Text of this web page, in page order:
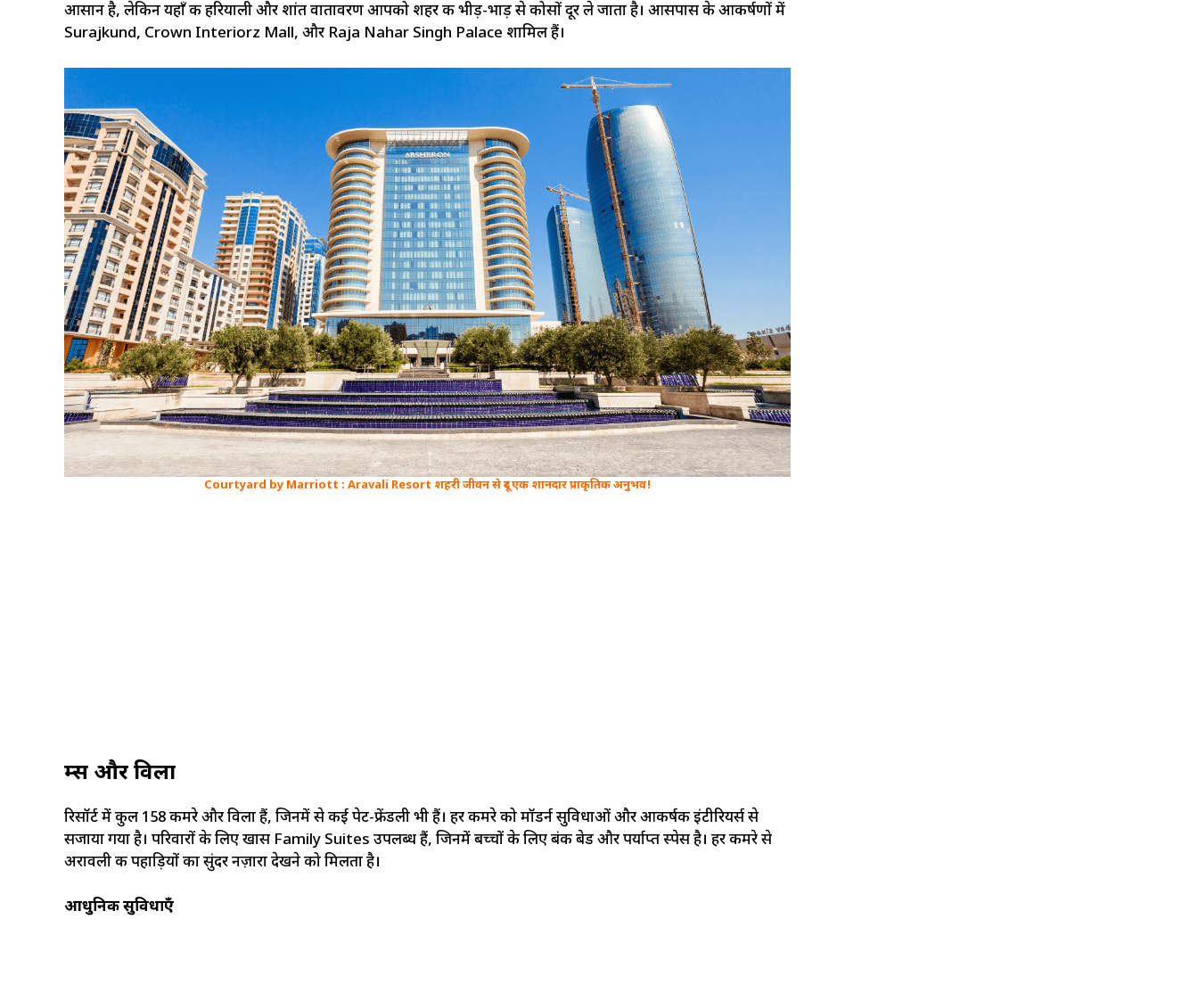
आसान है, लेकिन यहाँ की हरियाली और शांत वातावरण आपको शहर की भीड़-भाड़ से कोसों दूर ले जाता है। आसपास के आकर्षणों में
Surajkund, Crown Interiorz Mall, और Raja Nahar Singh Palace शामिल हैं।
Courtyard by Marriott : Aravali Resort शहरी जीवन से दूर एक शानदार प्राकृतिक अनुभव!
रूम्स और विला
रिसॉर्ट में कुल 158 कमरे और विला हैं, जिनमें से कई पेट-फ्रेंडली भी हैं। हर कमरे को मॉडर्न सुविधाओं और आकर्षक इंटीरियर्स से
सजाया गया है। परिवारों के लिए खास Family Suites उपलब्ध हैं, जिनमें बच्चों के लिए बंक बेड और पर्याप्त स्पेस है। हर कमरे से
अरावली की पहाड़ियों का सुंदर नज़ारा देखने को मिलता है।
आधुनिक सुविधाएँ